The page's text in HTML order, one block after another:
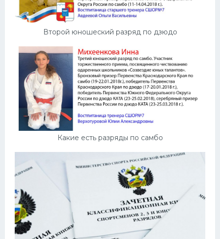
Второй юношеский разряд по дзюдо
Какие есть разряды по самбо